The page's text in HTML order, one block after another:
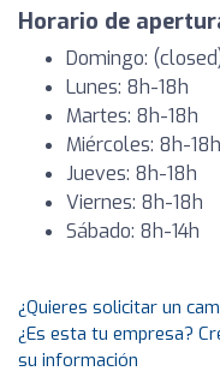
Horario de
Domingo:
Lunes: 8h-18h
Martes: 8h-18h
Miércoles: 8h-18h
Jueves: 8h-18h
Viernes: 8h-18h
Sábado: 8h-14h
¿Quieres solicitar un
¿Es esta tu empresa?
su información